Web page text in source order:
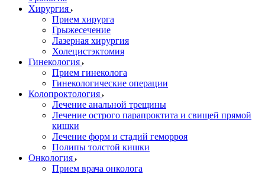
Хирургия
Прием хирурга
Грыжесечение
Лазерная хирургия
Холецистэктомия
Гинекология
Прием гинеколога
Гинекологические операции
Колопроктология
Лечение анальной трещины
Лечение острого парапроктита и свищей прямой
кишки
Лечение форм и стадий геморроя
Полипы толстой кишки
Онкология
Прием врача онколога